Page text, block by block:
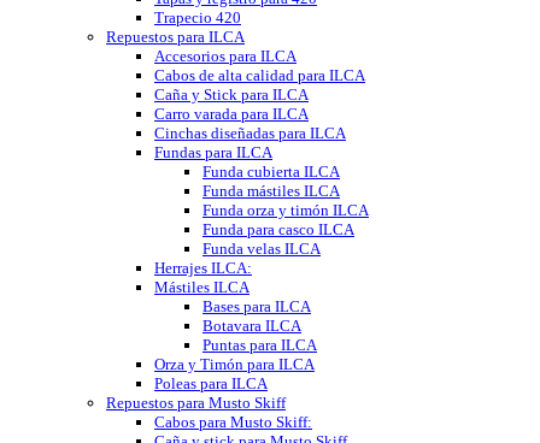
Trapecio 420
Repuestos para ILCA
Accesorios para ILCA
Cabos de alta calidad para ILCA
Caña y Stick para ILCA
Carro varada para ILCA
Cinchas diseñadas para ILCA
Fundas para ILCA
Funda cubierta ILCA
Funda mástiles ILCA
Funda orza y timón ILCA
Funda para casco ILCA
Funda velas ILCA
Herrajes ILCA:
Mástiles ILCA
Bases para ILCA
Botavara ILCA
Puntas para ILCA
Orza y Timón para ILCA
Poleas para ILCA
Repuestos para Musto Skiff
Cabos para Musto Skiff: